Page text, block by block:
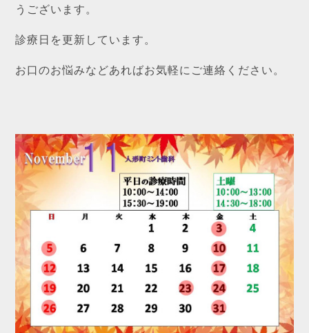
うございます。
診療日を更新しています。
お口のお悩みなどあればお気軽にご連絡ください。